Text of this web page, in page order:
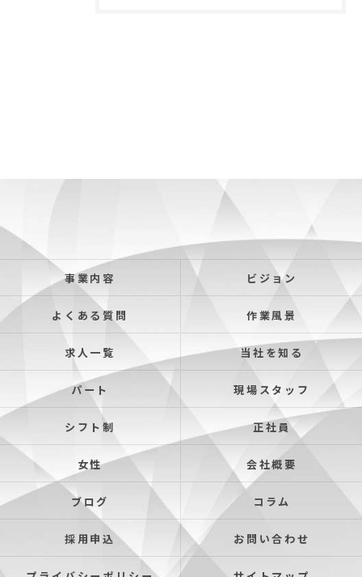
事業内容 ビジョン
よくある質問 作業風景
求人一覧 当社を知る
パート 現場スタッフ
シフト制 正社員
女性 会社概要
ブログ コラム
採用申込 お問い合わせ